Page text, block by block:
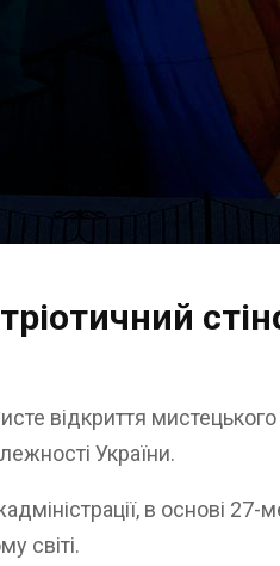
відкриття
України.
в основі 27-
світі.